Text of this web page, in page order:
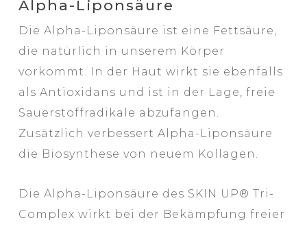
Alpha-Liponsäure
Die Alpha-Liponsäure ist eine Fettsäure,
die natürlich in unserem Körper
vorkommt. In der Haut wirkt sie ebenfalls
als Antioxidans und ist in der Lage, freie
Sauerstoffradikale abzufangen.
Zusätzlich verbessert Alpha-Liponsäure
die Biosynthese von neuem Kollagen.
Die Alpha-Liponsäure des SKIN UP® Tri-
Complex wirkt bei der Bekämpfung freier